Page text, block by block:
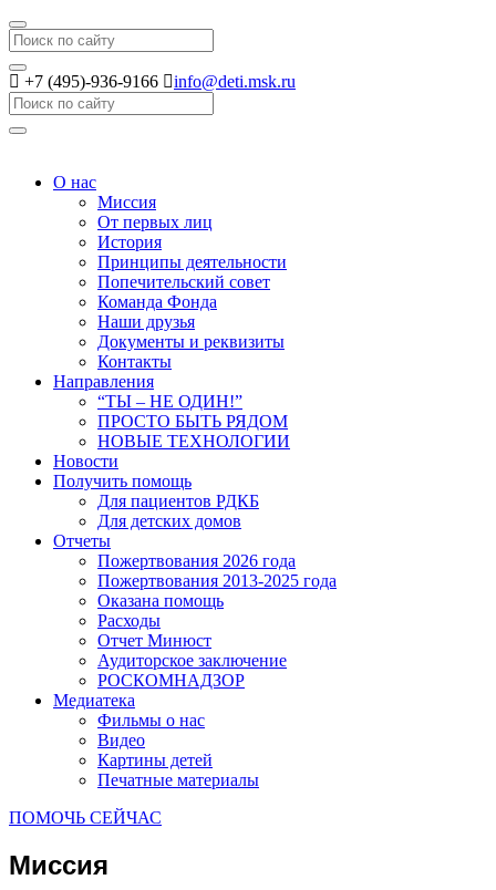
Search
+7 (495)-936-9166 info@deti.msk.ru
Search
О нас
Миссия
От первых лиц
История
Принципы деятельности
Попечительский совет
Команда Фонда
Наши друзья
Документы и реквизиты
Контакты
Направления
“ТЫ – НЕ ОДИН!”
ПРОСТО БЫТЬ РЯДОМ
НОВЫЕ ТЕХНОЛОГИИ
Новости
Получить помощь
Для пациентов РДКБ
Для детских домов
Отчеты
Пожертвования 2026 года
Пожертвования 2013-2025 года
Оказана помощь
Расходы
Отчет Минюст
Аудиторское заключение
РОСКОМНАДЗОР
Медиатека
Фильмы о нас
Видео
Картины детей
Печатные материалы
ПОМОЧЬ СЕЙЧАС
Миссия